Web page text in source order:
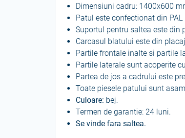
Dimensiuni cadru: 1400х600
Patul este confectionat din
Suportul pentru saltea este din
Carcasul blatului este din
Partile frontale inalte si partile
Partile laterale sunt acoperite
Partea de jos a cadrului este
Toate piesele patului sunt
Culoare: bej.
Termen de garantie: 24 luni.
Se vinde fara saltea.